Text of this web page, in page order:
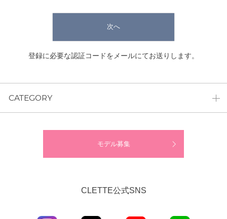
次へ
登録に必要な認証コードをメールにてお送りします。
CATEGORY
モデル募集
CLETTE公式SNS